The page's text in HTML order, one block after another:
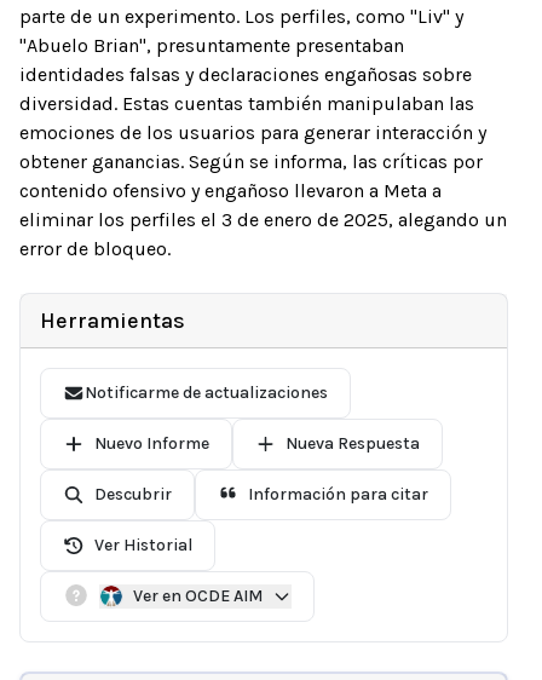
parte de un experimento. Los perfiles, como "Liv" y
"Abuelo Brian", presuntamente presentaban
identidades falsas y declaraciones engañosas sobre
diversidad. Estas cuentas también manipulaban las
emociones de los usuarios para generar interacción y
obtener ganancias. Según se informa, las críticas por
contenido ofensivo y engañoso llevaron a Meta a
eliminar los perfiles el 3 de enero de 2025, alegando un
error de bloqueo.
Herramientas
Notificarme de actualizaciones
Nuevo Informe Nueva Respuesta
Descubrir Información para citar
Ver Historial
Ver en OCDE AIM